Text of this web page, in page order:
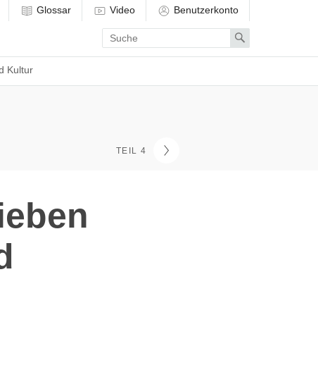
Kultur
Glossar Video Benutzerkonto
Enter
search
term
Search
TEIL 4